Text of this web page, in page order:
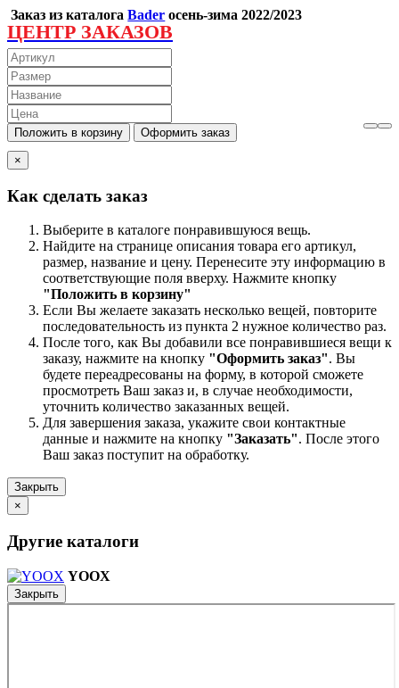
Заказ из каталогаBader осень-зима 2022/2023
ЦЕНТР ЗАКАЗОВ
×
Как сделать заказ
Выберите в каталоге понравившуюся вещь.
Найдите на странице описания товара его артикул,
размер, название и цену. Перенесите эту информацию в
соответствующие поля вверху. Нажмите кнопку
"Положить в корзину"
Если Вы желаете заказать несколько вещей, повторите
последовательность из пункта 2 нужное количество раз.
После того, как Вы добавили все понравившиеся вещи к
заказу, нажмите на кнопку "Оформить заказ". Вы
будете переадресованы на форму, в которой сможете
просмотреть Ваш заказ и, в случае необходимости,
уточнить количество заказанных вещей.
Для завершения заказа, укажите свои контактные
данные и нажмите на кнопку "Заказать". После этого
Ваш заказ поступит на обработку.
Закрыть
×
Другие каталоги
YOOX
Закрыть